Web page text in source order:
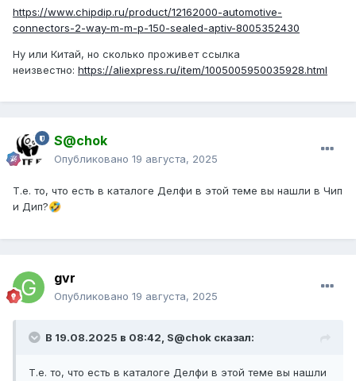
https://www.chipdip.ru/product/12162000-automotive-
connectors-2-way-m-m-p-150-sealed-aptiv-8005352430
Ну или Китай, но сколько проживет ссылка
неизвестно: https://aliexpress.ru/item/1005005950035928.html
S@chok
Опубликовано 19 августа, 2025
Т.е. то, что есть в каталоге Делфи в этой теме вы нашли в Чип
и Дип?🤣
gvr
Опубликовано 19 августа, 2025
В 19.08.2025 в 08:42, S@chok сказал:
Т.е. то, что есть в каталоге Делфи в этой теме вы нашли